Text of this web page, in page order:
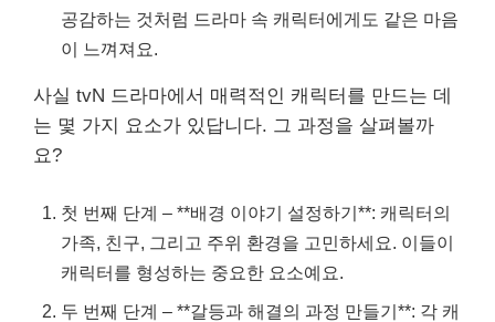
공감하는 것처럼 드라마 속 캐릭터에게도 같은 마음
이 느껴져요.
사실 tvN 드라마에서 매력적인 캐릭터를 만드는 데
는 몇 가지 요소가 있답니다. 그 과정을 살펴볼까
요?
첫 번째 단계 – **배경 이야기 설정하기**: 캐릭터의
가족, 친구, 그리고 주위 환경을 고민하세요. 이들이
캐릭터를 형성하는 중요한 요소예요.
두 번째 단계 – **갈등과 해결의 과정 만들기**: 각 캐